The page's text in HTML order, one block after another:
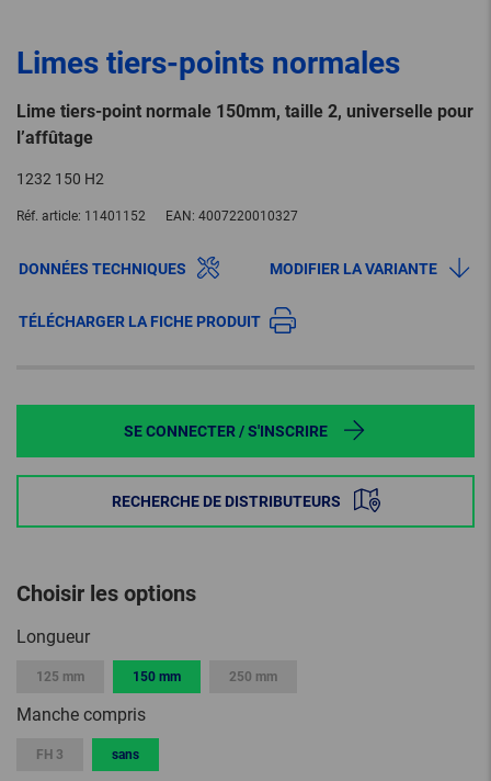
Limes tiers-points normales
Lime tiers-point normale 150mm, taille 2, universelle pour
l’affûtage
1232 150 H2
Réf. article: 11401152 EAN: 4007220010327
DONNÉES TECHNIQUES MODIFIER LA VARIANTE
TÉLÉCHARGER LA FICHE PRODUIT
SE CONNECTER / S'INSCRIRE
RECHERCHE DE DISTRIBUTEURS
Choisir les options
Longueur
125 mm 150 mm 250 mm
Manche compris
FH 3 sans